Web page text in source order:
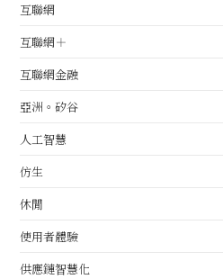
互聯網
互聯網＋
互聯網金融
亞洲。矽谷
人工智慧
仿生
休閒
使用者體驗
供應鏈智慧化